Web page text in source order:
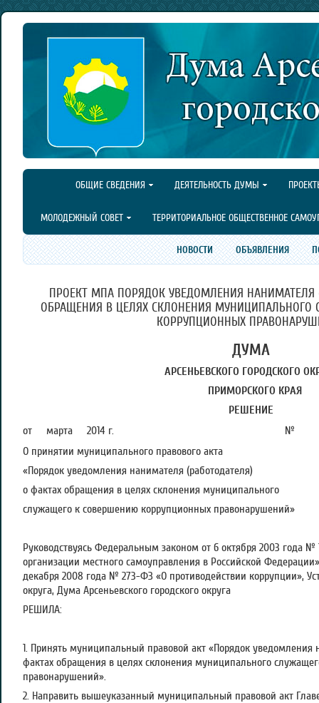
ОБЩИЕ СВЕДЕНИЯ ДЕЯТЕЛЬНОСТЬ ДУМЫ
МОЛОДЕЖНЫЙ СОВЕТ ТЕРРИТОРИАЛЬНОЕ ОБЩЕСТВЕННОЕ
НОВОСТИ ОБЪЯВЛЕНИЯ
ПРОЕКТ МПА ПОРЯДОК УВЕДОМЛЕНИЯ НАНИМАТЕЛЯ
ОБРАЩЕНИЯ В ЦЕЛЯХ СКЛОНЕНИЯ
КОРРУПЦИОННЫХ
ДУМА
АРСЕНЬЕВСКОГО ГОРОДСКОГО
ПРИМОРСКОГО КРАЯ
РЕШЕНИЕ
от марта 2014 г. №
О принятии муниципального правового акта
«Порядок уведомления нанимателя (работодателя)
о фактах обращения в целях склонения муниципального
служащего к совершению коррупционных правонарушений»
Руководствуясь Федеральным законом от 6 октября 2003 года
организации местного самоуправления в Российской
декабря 2008 года № 273-ФЗ «О противодействии коррупции»,
округа, Дума Арсеньевского городского округа
РЕШИЛА:
1. Принять муниципальный правовой акт «Порядок уведомления
фактах обращения в целях склонения муниципального
правонарушений».
2. Направить вышеуказанный муниципальный правовой акт Главе